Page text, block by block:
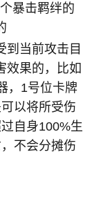
暴击羁绊的
到当前攻击目
效果的，比如
，1号位卡牌
以将所受伤
自身100%生
不会分摊伤